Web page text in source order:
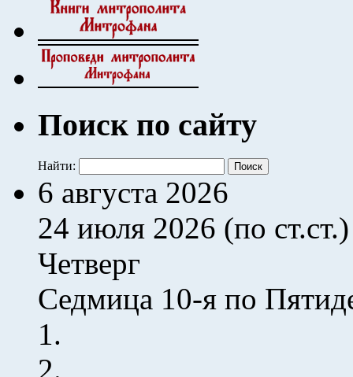
Поиск по сайту
Найти:
6 августа 2026
24 июля 2026 (по ст.ст.)
Четверг
Седмица 10-я по